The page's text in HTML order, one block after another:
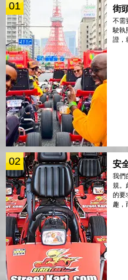
01 街
不需
駛執
證，
02 安
我們
規。
的要
趣，